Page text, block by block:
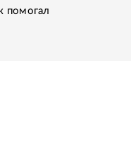
помогал